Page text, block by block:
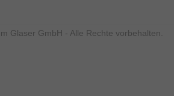
Glaser GmbH - Alle Rechte vorbehalten.